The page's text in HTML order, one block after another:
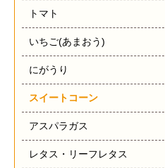
トマト
いちご(あまおう)
にがうり
スイートコーン
アスパラガス
レタス・リーフレタス